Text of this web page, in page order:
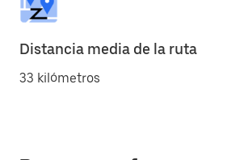
Distancia media de la ruta
33 kilómetros